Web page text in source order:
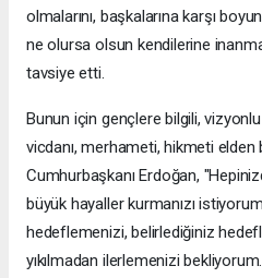
olmalarını, başkalarına karşı
ne olursa olsun kendilerine
tavsiye etti.
Bunun için gençlere bilgili,
vicdanı, merhameti, hikmeti elden
Cumhurbaşkanı Erdoğan,
büyük hayaller kurmanızı
hedeflemenizi, belirlediğiniz
yıkılmadan ilerlemenizi